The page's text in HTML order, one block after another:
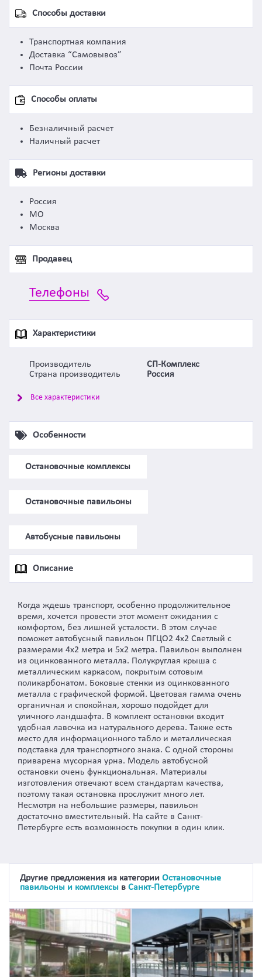
Способы доставки
Транспортная компания
Доставка “Самовывоз”
Почта России
Способы оплаты
Безналичный расчет
Наличный расчет
Регионы доставки
Россия
МО
Москва
Продавец
Телефоны
Характеристики
Производитель
СП-Комплекс
Страна производитель
Россия
Все характеристики
Особенности
Остановочные комплексы
Остановочные павильоны
Автобусные павильоны
Описание
Когда ждешь транспорт, особенно продолжительное
время, хочется провести этот момент ожидания с
комфортом, без лишней усталости. В этом случае
поможет автобусный павильон ПГЦО2 4х2 Светлый с
размерами 4х2 метра и 5х2 метра. Павильон выполнен
из оцинкованного металла. Полукруглая крыша с
металлическим каркасом, покрытым сотовым
поликарбонатом. Боковые стенки из оцинкованного
металла с графической формой. Цветовая гамма очень
органичная и спокойная, хорошо подойдет для
уличного ландшафта. В комплект остановки входит
удобная лавочка из натурального дерева. Также есть
место для информационного табло и металлическая
подставка для транспортного знака. С одной стороны
приварена мусорная урна. Модель автобусной
остановки очень функциональная. Материалы
изготовления отвечают всем стандартам качества,
поэтому такая остановка прослужит много лет.
Несмотря на небольшие размеры, павильон
достаточно вместительный. На сайте в Санкт-
Петербурге есть возможность покупки в один клик.
Другие предложения из категории Остановочные
павильоны и комплексы в Санкт-Петербурге